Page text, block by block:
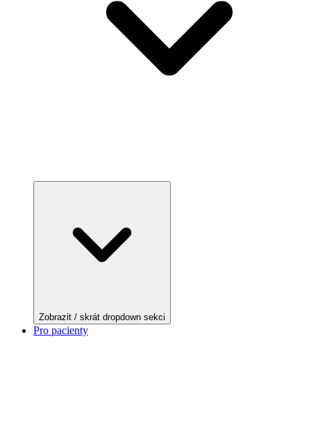
Zobrazit / skrát dropdown sekci
Pro pacienty